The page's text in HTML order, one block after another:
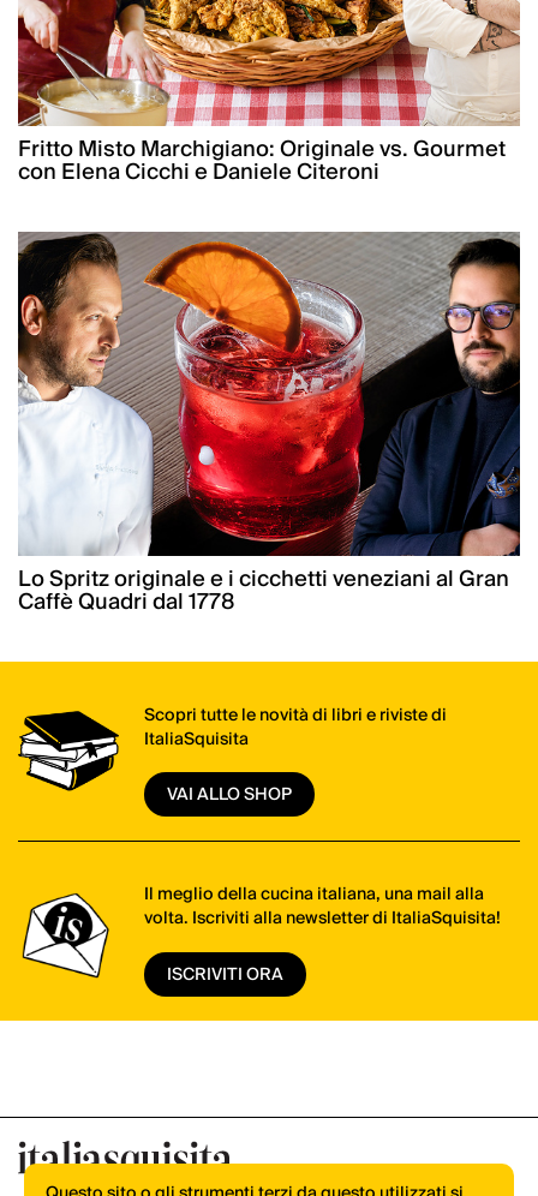
Fritto Misto Marchigiano: Originale vs. Gourmet
con Elena Cicchi e Daniele Citeroni
Lo Spritz originale e i cicchetti veneziani al Gran
Caffè Quadri dal 1778
Scopri tutte le novità di libri e riviste di
ItaliaSquisita
VAI ALLO SHOP
Il meglio della cucina italiana, una mail alla
volta. Iscriviti alla newsletter di ItaliaSquisita!
ISCRIVITI ORA